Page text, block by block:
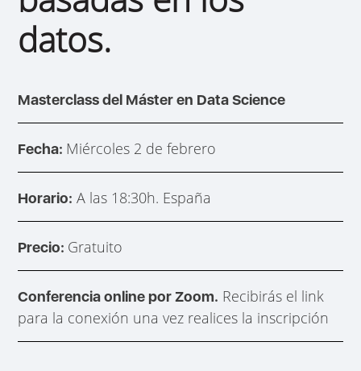
datos.
Masterclass del Máster en Data Science
Fecha: Miércoles 2 de febrero
Horario: A las 18:30h. España
Precio: Gratuito
Conferencia online por Zoom. Recibirás el link
para la conexión una vez realices la inscripción